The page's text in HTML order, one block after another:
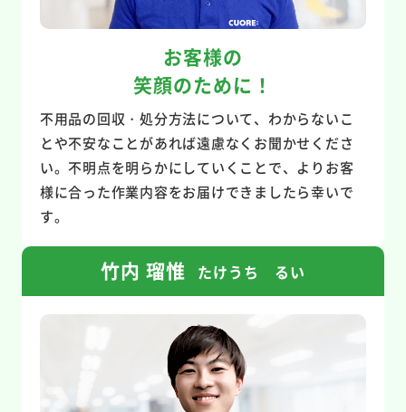
お客様の
笑顔のために！
不用品の回収・処分方法について、わからないこ
とや不安なことがあれば遠慮なくお聞かせくださ
い。不明点を明らかにしていくことで、よりお客
様に合った作業内容をお届けできましたら幸いで
す。
竹内 瑠惟 たけうち るい